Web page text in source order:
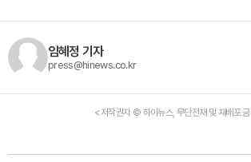
임혜정 기자
press@hinews.co.kr
<저작권자 © 하이뉴스, 무단전재 및 재배포